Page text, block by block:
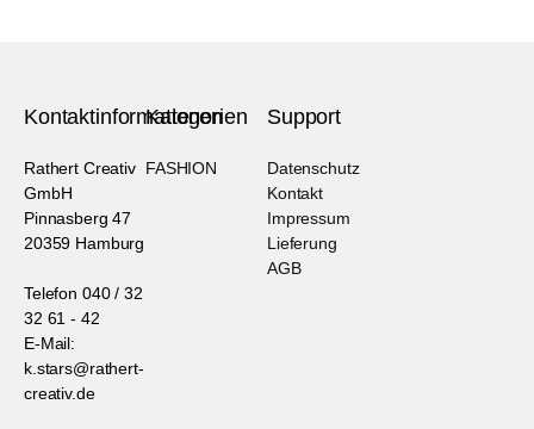
Kontaktinformationen
Rathert Creativ
GmbH
Pinnasberg 47
20359 Hamburg
Telefon 040 / 32
32 61 - 42
E-Mail:
k.stars@rathert-
creativ.de
Kategorien
FASHION
Support
Datenschutz
Kontakt
Impressum
Lieferung
AGB